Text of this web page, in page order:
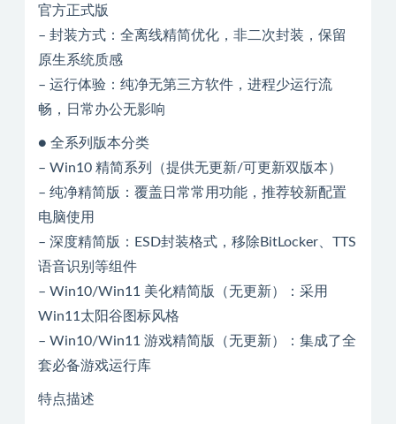
官方正式版
– 封装方式：全离线精简优化，非二次封装，保留
原生系统质感
– 运行体验：纯净无第三方软件，进程少运行流
畅，日常办公无影响
● 全系列版本分类
– Win10 精简系列（提供无更新/可更新双版本）
– 纯净精简版：覆盖日常常用功能，推荐较新配置
电脑使用
– 深度精简版：ESD封装格式，移除BitLocker、TTS
语音识别等组件
– Win10/Win11 美化精简版（无更新）：采用
Win11太阳谷图标风格
– Win10/Win11 游戏精简版（无更新）：集成了全
套必备游戏运行库
特点描述